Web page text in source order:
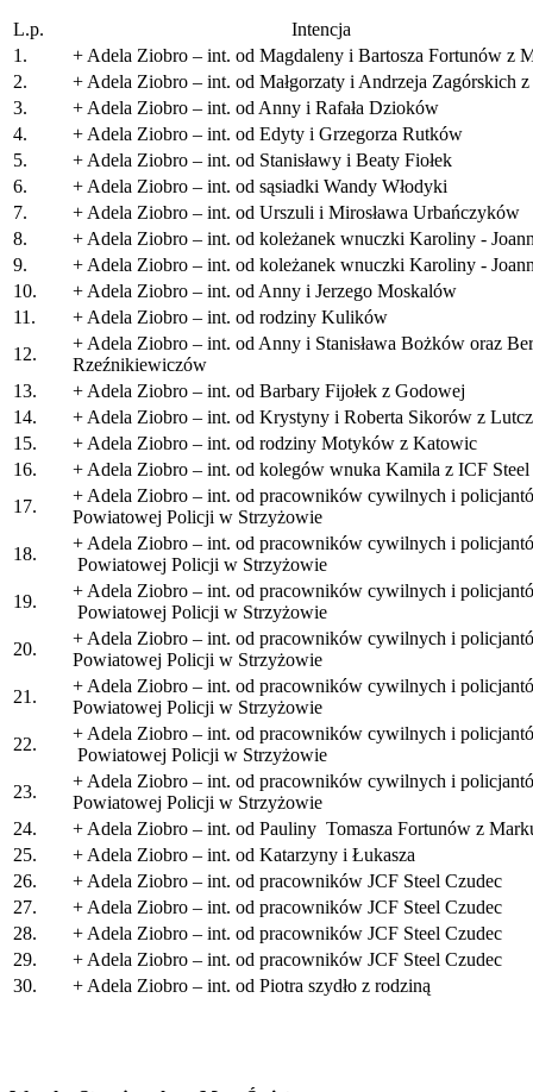
L.p.
Intencja
1.
+ Adela Ziobro – int. od Magdaleny i Bartosza Fortunów z
2.
+ Adela Ziobro – int. od Małgorzaty i Andrzeja Zagórskich
3.
+ Adela Ziobro – int. od Anny i Rafała Dzioków
4.
+ Adela Ziobro – int. od Edyty i Grzegorza Rutków
5.
+ Adela Ziobro – int. od Stanisławy i Beaty Fiołek
6.
+ Adela Ziobro – int. od sąsiadki Wandy Włodyki
7.
+ Adela Ziobro – int. od Urszuli i Mirosława Urbańczyków
8.
+ Adela Ziobro – int. od koleżanek wnuczki Karoliny -
9.
+ Adela Ziobro – int. od koleżanek wnuczki Karoliny -
10.
+ Adela Ziobro – int. od Anny i Jerzego Moskalów
11.
+ Adela Ziobro – int. od rodziny Kulików
12.
+ Adela Ziobro – int. od Anny i Stanisława Bożków oraz
Rzeźnikiewiczów
13.
+ Adela Ziobro – int. od Barbary Fijołek z Godowej
14.
+ Adela Ziobro – int. od Krystyny i Roberta Sikorów z
15.
+ Adela Ziobro – int. od rodziny Motyków z Katowic
16.
+ Adela Ziobro – int. od kolegów wnuka Kamila z ICF Steel
17.
+ Adela Ziobro – int. od pracowników cywilnych i
Powiatowej Policji w Strzyżowie
18.
+ Adela Ziobro – int. od pracowników cywilnych i
Powiatowej Policji w Strzyżowie
19.
+ Adela Ziobro – int. od pracowników cywilnych i
Powiatowej Policji w Strzyżowie
20.
+ Adela Ziobro – int. od pracowników cywilnych i
Powiatowej Policji w Strzyżowie
21.
+ Adela Ziobro – int. od pracowników cywilnych i
Powiatowej Policji w Strzyżowie
22.
+ Adela Ziobro – int. od pracowników cywilnych i
Powiatowej Policji w Strzyżowie
23.
+ Adela Ziobro – int. od pracowników cywilnych i
Powiatowej Policji w Strzyżowie
24.
+ Adela Ziobro – int. od Pauliny Tomasza Fortunów z
25.
+ Adela Ziobro – int. od Katarzyny i Łukasza
26.
+ Adela Ziobro – int. od pracowników JCF Steel Czudec
27.
+ Adela Ziobro – int. od pracowników JCF Steel Czudec
28.
+ Adela Ziobro – int. od pracowników JCF Steel Czudec
29.
+ Adela Ziobro – int. od pracowników JCF Steel Czudec
30.
+ Adela Ziobro – int. od Piotra szydło z rodziną